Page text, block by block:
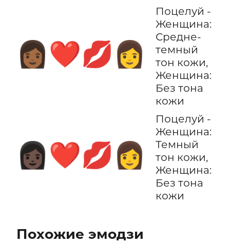
👩🏾‍❤️‍💋‍👩
Поцелуй -
Женщина:
Средне-
темный
тон кожи,
Женщина:
Без тона
кожи
👩🏿‍❤️‍💋‍👩
Поцелуй -
Женщина:
Темный
тон кожи,
Женщина:
Без тона
кожи
Похожие эмодзи